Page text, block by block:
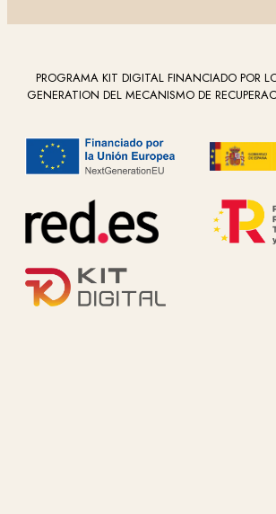
PROGRAMA KIT DIGITAL FINANCIADO POR
GENERATION DEL MECANISMO DE